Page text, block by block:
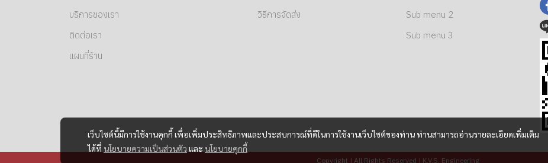
เว็บไซต์นี้มีการใช้งานคุกกี้ เพื่อเพิ่มประสิทธิภาพและประสบการณ์ที่ดีในการใช้งานเว็บไซต์ของท่าน ท่านสามารถอ่านรายละเอียดเพิ่มเติม
ได้ที่ นโยบายความเป็นส่วนตัว และ นโยบายคุกกี้
บริการของเรา
ติดต่อเรา
แผนที่ร้าน
วิธีการจัดส่ง
Sub menu 2
Sub menu 3
Copyright | All Rights Reserved | K.V.S. Engineering